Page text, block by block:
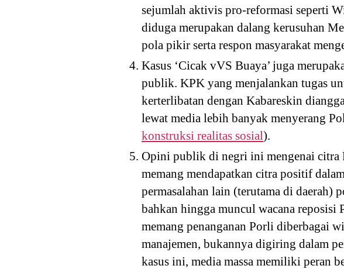
sejumlah aktivis pro-reformasi seperti
diduga merupakan dalang kerusuhan
pola pikir serta respon masyarakat
Kasus ‘Cicak vVS Buaya’ juga
publik. KPK yang menjalankan tugas
kerterlibatan dengan Kabareskin
lewat media lebih banyak menyerang
konstruksi realitas sosial).
Opini publik di negri ini mengenai citra
memang mendapatkan citra positif
permasalahan lain (terutama di
bahkan hingga muncul wacana reposisi
memang penanganan Porli diberbagai
manajemen, bukannya digiring dalam
kasus ini, media massa memiliki peran